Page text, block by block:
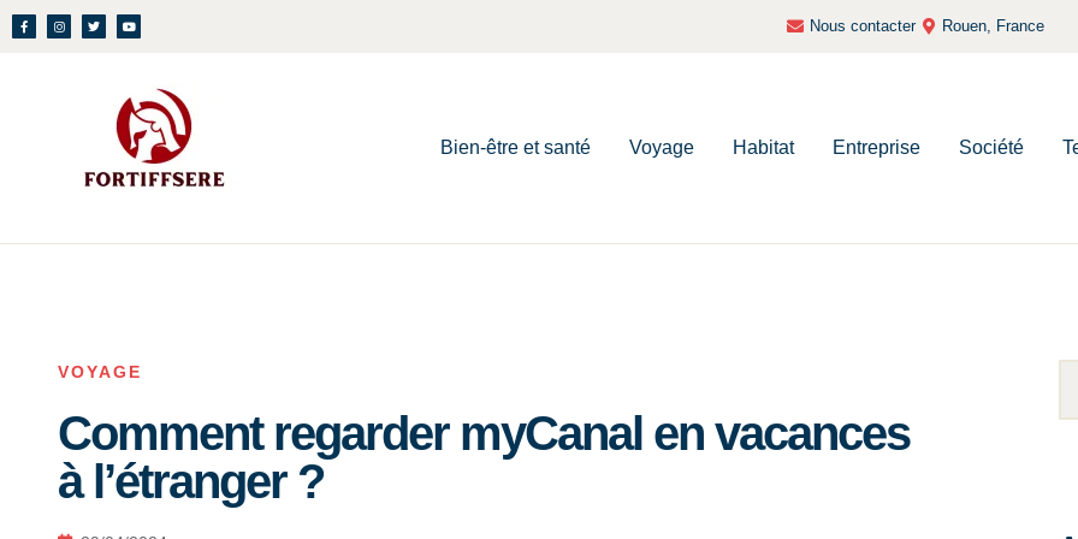
Nous contacter Rouen, France
Bien-être et santé Voyage Habitat Entreprise Société
VOYAGE
Comment regarder myCanal en vacances
à l’étranger ?